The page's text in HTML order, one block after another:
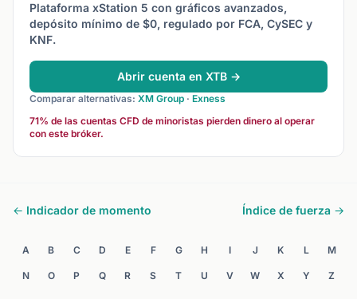
Plataforma xStation 5 con gráficos avanzados,
depósito mínimo de $0, regulado por FCA, CySEC y
KNF.
Abrir cuenta en XTB →
Comparar alternativas: XM Group · Exness
71% de las cuentas CFD de minoristas pierden dinero al operar
con este bróker.
← Indicador de momento Índice de fuerza →
A B C D E F G H I J K L M
N O P Q R S T U V W X Y Z